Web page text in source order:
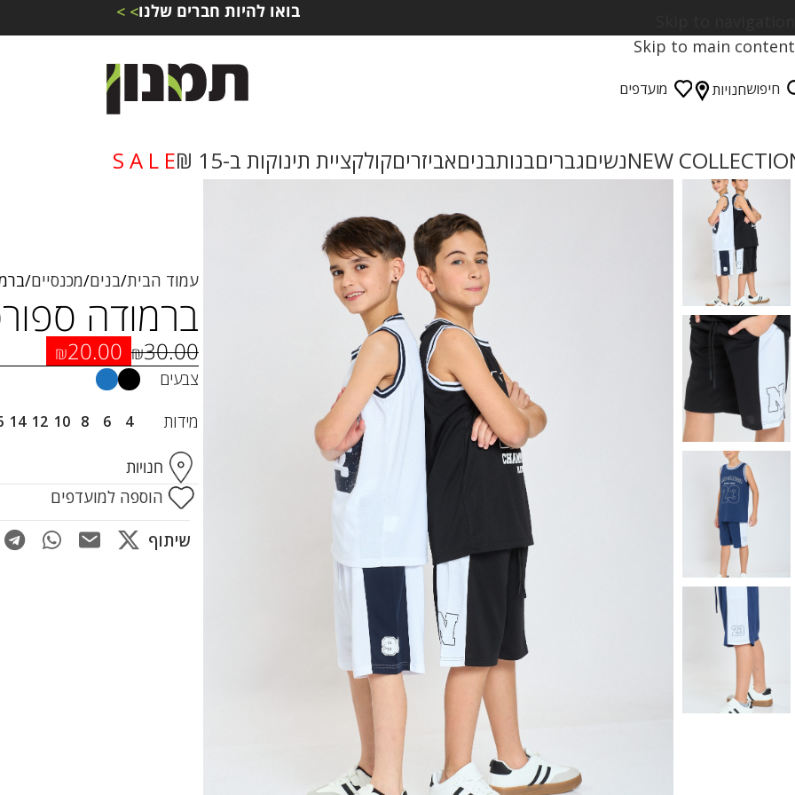
Skip to main content
> >בואו להיות חברים שלנו
חיפושחנויות מועדפים
NEWנשיםגבריםבנותבניםאביזריםקולקציית תינוקות ב-15 ₪ S A L E
עמוד הבית בנים מכנסיים
ברמודה
₪30.00
₪20.00
צבעים
מידות
4
6
8
10
12
14
חנויות
הוספה למועדפים
שיתוף